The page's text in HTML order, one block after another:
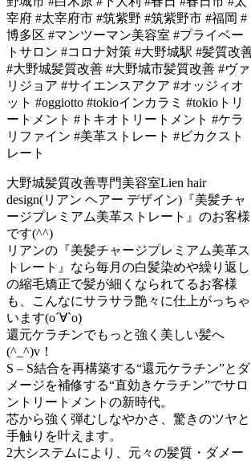
大野城髪質改善専門美容室Lien hair
design(リアン ヘアー デザイン)『美髪チャ
ージプレミアム美革ストレート』のお客様
です(^^)
リアンの『美髪チャージプレミアム美革ス
トレート』なら毎月の白髪染めや繰り返し
の縮毛矯正で髪が細くなられてるお客様
も、こんなにサラサラ艶々に仕上がっちゃ
います(о´∀`о)
還元ケラチンでもっと強く美しい髪へ
(^_^)v！
S – S結合を再構築する“還元ケラチン”とダ
メージを補修する“直効きケラチン”でサロ
ントリートメントの新時代。
芯から強く弾むしなやかさ、驚きのツヤと
手触りを叶えます。
2大システムにより、元々の髪質・ダメー